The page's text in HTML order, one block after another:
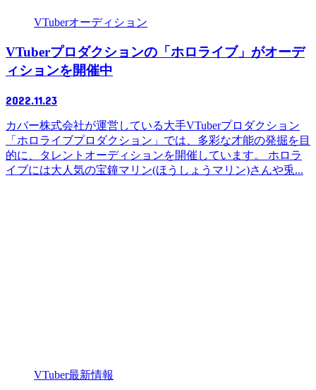
VTuberオーディション
VTuberプロダクションの「ホロライブ」がオーデ
ィションを開催中
2022.11.23
カバー株式会社が運営している大手VTuberプロダクション
「ホロライブプロダクション」では、多彩な才能の発掘を目
的に、タレントオーディションを開催しています。 ホロラ
イブには大人気の宝鐘マリン(ほうしょうマリン)さんや兎...
VTuber最新情報